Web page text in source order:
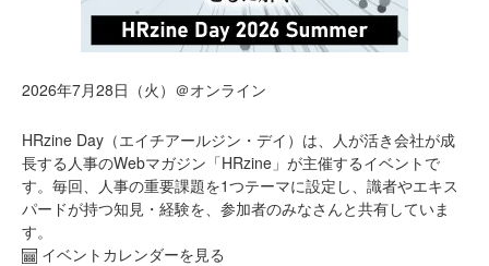
2026年7月28日（火）＠オンライン
HRzine Day（エイチアールジン・デイ）は、人が活き会社が成
長する人事のWebマガジン「HRzine」が主催するイベントで
す。毎回、人事の重要課題を1つテーマに設定し、識者やエキス
パードが持つ知見・経験を、参加者のみなさんと共有していま
す。
イベントカレンダーを見る